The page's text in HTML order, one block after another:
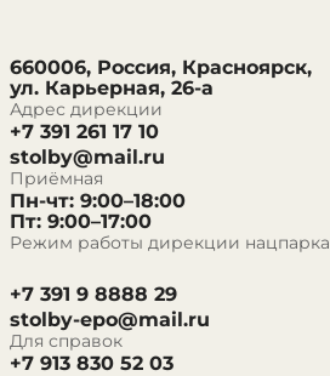
660006, Россия, Красноярск,
ул. Карьерная, 26-а
Адрес дирекции
+7 391 261 17 10
stolby@mail.ru
Приёмная
Пн-чт: 9:00–18:00
Пт: 9:00–17:00
Режим работы дирекции нацпарка
+7 391 9 8888 29
stolby-epo@mail.ru
Для справок
+7 913 830 52 03